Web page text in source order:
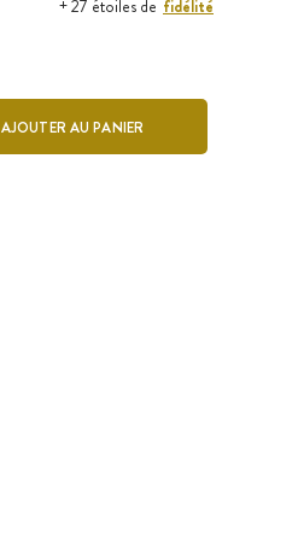
+ 27 étoiles de fidélité
AJOUTER AU PANIER